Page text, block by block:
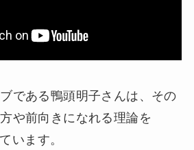
である鴨頭明子さんは、その
や前向きになれる理論を
います。